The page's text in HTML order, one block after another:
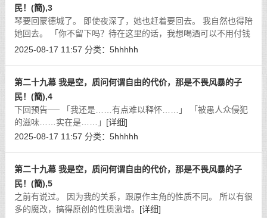
民！(簡),3
琴要回蒙德城了。 即使夜深了，她也赶着要回去。 我自然也得陪
她回去。 「你不留下吗？待在这里的话，我想喝酒可以不用付钱
哦！」[详细]
2025-08-17 11:57 分类： 5hhhhh
第二十九幕 我是空，质问何谓自由的代价，那是不畏风暴的子
民！(簡),4
下回预告── 「我还是……有点难以释怀……」 「被愚人众侵犯
的滋味……实在是……」 [详细]
2025-08-17 11:57 分类： 5hhhhh
第二十九幕 我是空，质问何谓自由的代价，那是不畏风暴的子
民！(簡),5
之前有说过。 因为我的关系，跟原作主角的性质不同。 所以有很
多的魔改，搞得原创的性质激增。 [详细]